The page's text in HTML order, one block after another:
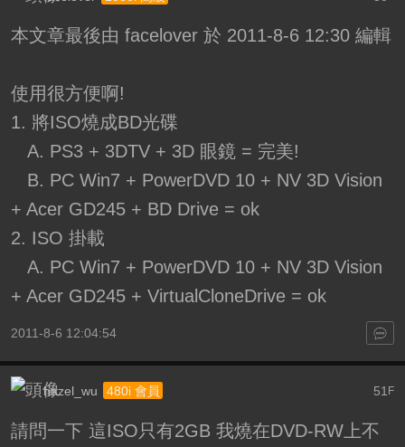
本文章最後由 facelover 於 2011-8-6 12:30 編輯
使用很方便啊!
1. 將ISO燒成BD光碟
A. PS3 + 3DTV + 3D 眼鏡 = 完美!
B. PC Win7 + PowerDVD 10 + NV 3D Vision
+ Acer GD245 + BD Drive = ok
2. ISO 掛載
A. PC Win7 + PowerDVD 10 + NV 3D Vision
+ Acer GD245 + VirtualCloneDrive = ok
2011-8-6 12:04:54
51 F
hazel_wu 480i 會員
請問一下 這ISO只有2GB 我燒在DVD-RW上不